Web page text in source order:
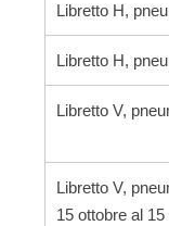
Libretto H,
Libretto H,
Libretto V,
Libretto V,
15 ottobre al